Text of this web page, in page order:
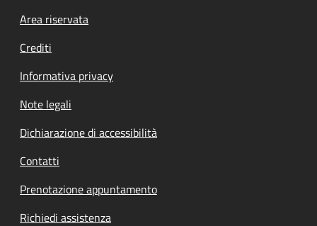
Footer menu
Area riservata
Crediti
Informativa privacy
Note legali
Dichiarazione di accessibilità
Contatti
Prenotazione appuntamento
Richiedi assistenza